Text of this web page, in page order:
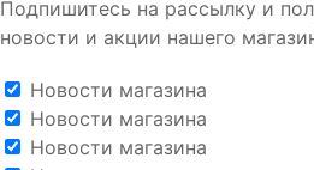
Подпишитесь на рассылку и
новости и акции нашего
Новости магазина
Новости магазина
Новости магазина